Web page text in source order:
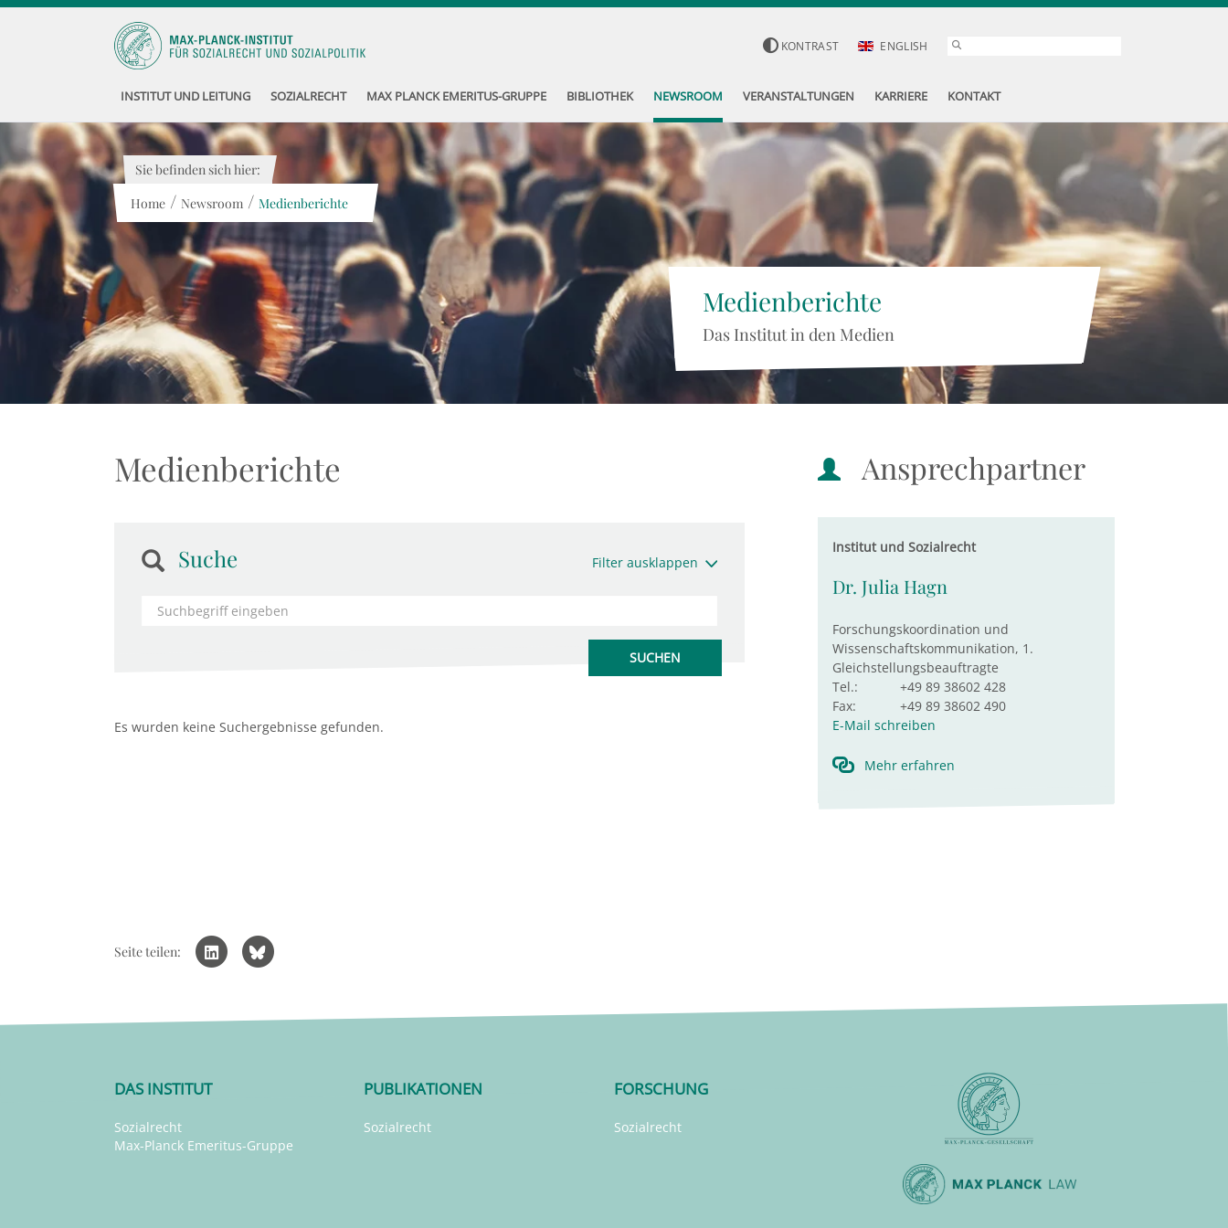
KONTRAST ENGLISH
INSTITUT UND LEITUNG SOZIALRECHT MAX PLANCK EMERITUS-GRUPPE BIBLIOTHEK NEWSROOM VERANSTALTUNGEN KARRIERE KONTAKT
Medienberichte
Das Institut in den Medien
Sie befinden sich hier:
Home / Newsroom / Medienberichte
Medienberichte
Suche Filter ausklappen
Es wurden keine Suchergebnisse gefunden.
Ansprechpartner
Institut und Sozialrecht
Dr. Julia Hagn
Forschungskoordination und
Wissenschaftskommunikation, 1.
Gleichstellungsbeauftragte
Tel.:
+49 89 38602 428
Fax:
+49 89 38602 490
E-Mail schreiben
Mehr erfahren
Seite teilen:
DAS INSTITUT
Sozialrecht
Max-Planck Emeritus-Gruppe
PUBLIKATIONEN
Sozialrecht
FORSCHUNG
Sozialrecht